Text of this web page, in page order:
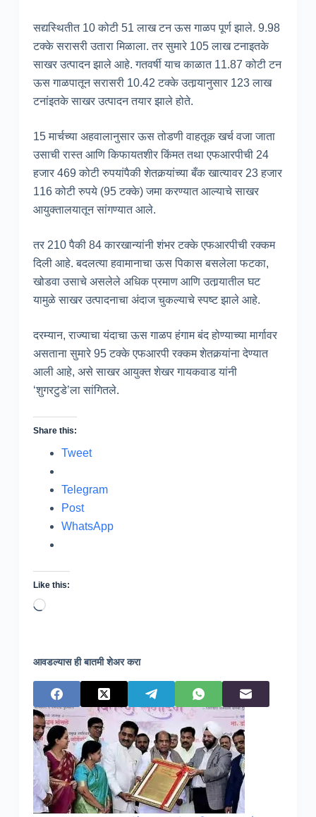
सद्यस्थितीत 10 कोटी 51 लाख टन ऊस गाळप पूर्ण झाले. 9.98
टक्के सरासरी उतारा मिळाला. तर सुमारे 105 लाख टनाइतके
साखर उत्पादन झाले आहे. गतवर्षी याच काळात 11.87 कोटी टन
ऊस गाळपातून सरासरी 10.42 टक्के उतार्‍यानुसार 123 लाख
टनांइतके साखर उत्पादन तयार झाले होते.
15 मार्चच्या अहवालानुसार ऊस तोडणी वाहतूक खर्च वजा जाता
उसाची रास्त आणि किफायतशीर किंमत तथा एफआरपीची 24
हजार 469 कोटी रुपयांपैकी शेतकर्‍यांच्या बँक खात्यावर 23 हजार
116 कोटी रुपये (95 टक्के) जमा करण्यात आल्याचे साखर
आयुक्तालयातून सांगण्यात आले.
तर 210 पैकी 84 कारखान्यांनी शंभर टक्के एफआरपीची रक्कम
दिली आहे. बदलत्या हवामानाचा ऊस पिकास बसलेला फटका,
खोडवा उसाचे असलेले अधिक प्रमाण आणि उतार्‍यातील घट
यामुळे साखर उत्पादनाचा अंदाज चुकल्याचे स्पष्ट झाले आहे.
दरम्यान, राज्याचा यंदाचा ऊस गाळप हंगाम बंद होण्याच्या मार्गावर
असताना सुमारे 95 टक्के एफआरपी रक्कम शेतकर्‍यांना देण्यात
आली आहे, असे साखर आयुक्त शेखर गायकवाड यांनी
‘शुगरटुडे’ला सांगितले.
Share this:
Tweet
Telegram
Post
WhatsApp
Like this:
Loading…
आवडल्यास ही बातमी शेअर करा